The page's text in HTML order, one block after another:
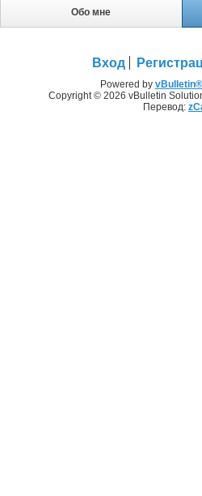
Обо мне
Вход
Powered by vBulletin®
Copyright © 2026 vBulletin
Перевод: